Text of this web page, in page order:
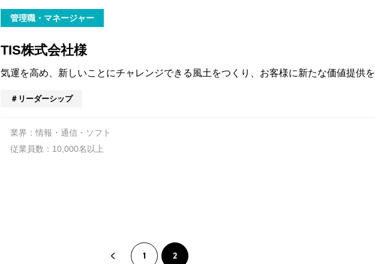
管理職・マネージャー
TIS株式会社様
気運を高め、新しいことにチャレンジできる風土をつくり、お客様に新たな価値提供を
リーダーシップ
業界：情報・通信・ソフト
従業員数：10,000名以上
1 2